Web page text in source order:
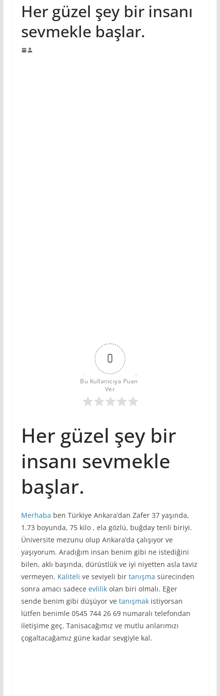
Her güzel şey bir insanı
sevmekle başlar.
0
Bu Kullanıcıya Puan
Ver
Her güzel şey bir
insanı sevmekle
başlar.
Merhaba ben Türkiye Ankara’dan Zafer 37 yaşında,
1.73 boyunda, 75 kilo , ela gözlü, buğday tenli biriyi.
Üniversite mezunu olup Ankara’da çalışıyor ve
yaşıyorum. Aradığım insan benim gibi ne istediğini
bilen, aklı başında, dürüstlük ve iyi niyetten asla taviz
vermeyen. Kaliteli ve seviyeli bir tanışma sürecinden
sonra amacı sadece evlilikolan biri olmalı. Eğer
sende benim gibi düşüyor ve tanışmakistiyorsan
lütfen benimle 0545 744 26 69 numaralı telefondan
iletişime geç. Tanisacağımız ve mutlu anlarımızı
çogaltacağamız güne kadar sevgiyle kal.